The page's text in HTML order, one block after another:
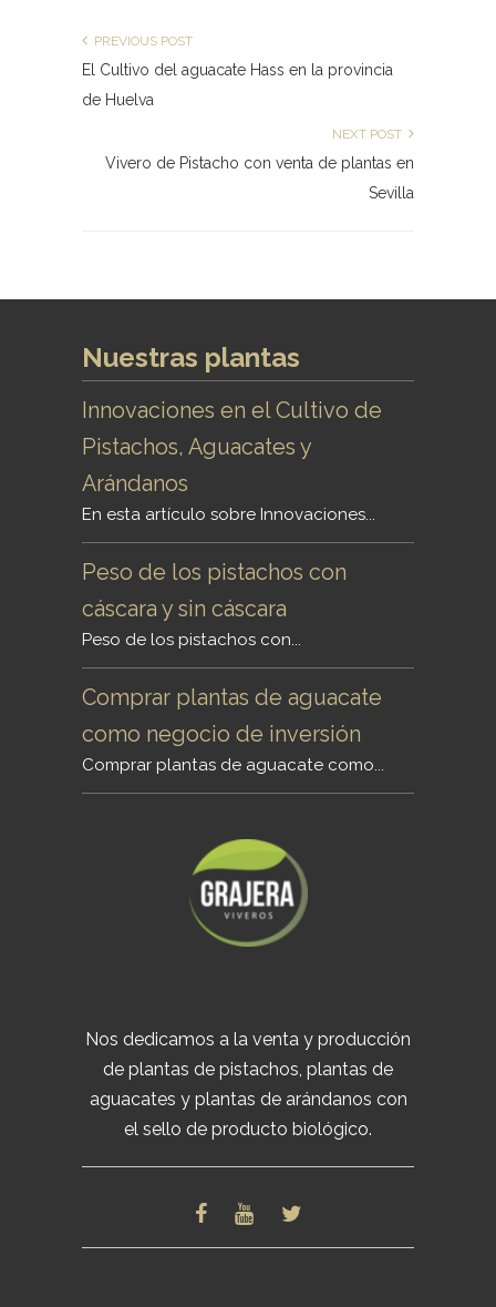
PREVIOUS POST
El Cultivo del aguacate Hass en la provincia
de Huelva
NEXT POST
Vivero de Pistacho con venta de plantas en
Sevilla
Nuestras plantas
Innovaciones en el Cultivo de
Pistachos, Aguacates y
Arándanos
En esta artículo sobre Innovaciones...
Peso de los pistachos con
cáscara y sin cáscara
Peso de los pistachos con...
Comprar plantas de aguacate
como negocio de inversión
Comprar plantas de aguacate como...
Nos dedicamos a la venta y producción
de plantas de pistachos, plantas de
aguacates y plantas de arándanos con
el sello de producto biológico.